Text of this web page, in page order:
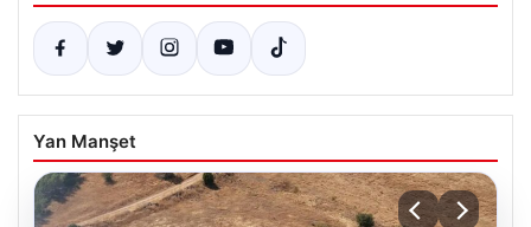
Yan Manşet